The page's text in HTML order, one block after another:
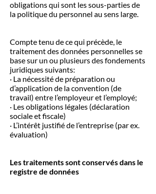
obligations qui sont les sous-parties de
la politique du personnel au sens large.
Compte tenu de ce qui précède, le
traitement des données personnelles se
base sur un ou plusieurs des fondements
juridiques suivants:
· La nécessité de préparation ou
d’application de la convention (de
travail) entre l’employeur et l’employé;
· Les obligations légales (déclaration
sociale et fiscale)
· L’intérêt justifié de l’entreprise (par ex.
évaluation)
Les traitements sont conservés dans le
registre de données